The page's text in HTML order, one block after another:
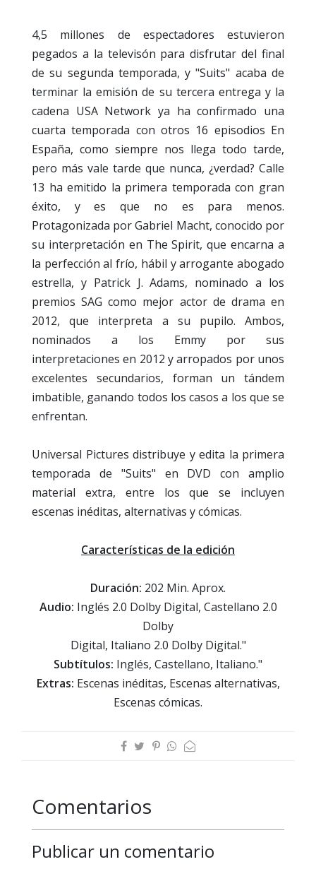
4,5 millones de espectadores estuvieron
pegados a la televisón para disfrutar del final
de su segunda temporada, y "Suits" acaba de
terminar la emisión de su tercera entrega y la
cadena USA Network ya ha confirmado una
cuarta temporada con otros 16 episodios En
España, como siempre nos llega todo tarde,
pero más vale tarde que nunca, ¿verdad? Calle
13 ha emitido la primera temporada con gran
éxito, y es que no es para menos.
Protagonizada por Gabriel Macht, conocido por
su interpretación en The Spirit, que encarna a
la perfección al frío, hábil y arrogante abogado
estrella, y Patrick J. Adams, nominado a los
premios SAG como mejor actor de drama en
2012, que interpreta a su pupilo. Ambos,
nominados a los Emmy por sus
interpretaciones en 2012 y arropados por unos
excelentes secundarios, forman un tándem
imbatible, ganando todos los casos a los que se
enfrentan.
Universal Pictures distribuye y edita la primera
temporada de "Suits" en DVD con amplio
material extra, entre los que se incluyen
escenas inéditas, alternativas y cómicas.
Características de la edición
Duración: 202 Min. Aprox.
Audio: Inglés 2.0 Dolby Digital, Castellano 2.0
Dolby
Digital, Italiano 2.0 Dolby Digital."
Subtítulos: Inglés, Castellano, Italiano."
Extras: Escenas inéditas, Escenas alternativas,
Escenas cómicas.
Comentarios
Publicar un comentario